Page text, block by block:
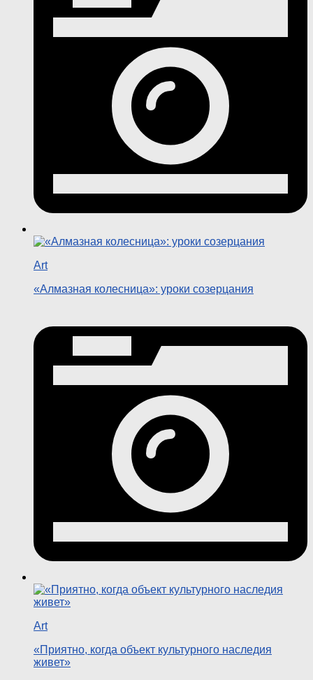
Art
«Алмазная колесница»: уроки созерцания
Art
«Приятно, когда объект культурного наследия
живет»